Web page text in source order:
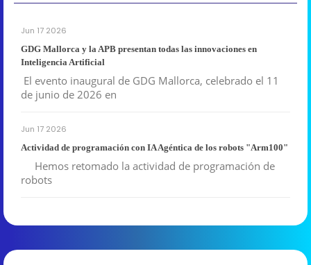
Jun 17 2026
GDG Mallorca y la APB presentan todas las innovaciones en
Inteligencia Artificial
El evento inaugural de GDG Mallorca, celebrado el 11
de junio de 2026 en
Jun 17 2026
Actividad de programación con IA Agéntica de los robots "Arm100"
Hemos retomado la actividad de programación de
robots